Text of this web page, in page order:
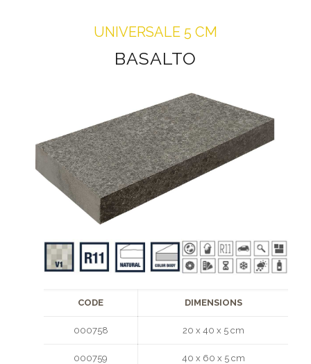
UNIVERSALE 5 CM
BASALTO
CODE DIMENSIONS
000758 20 x 40 x 5 cm
000759 40 x 60 x 5 cm